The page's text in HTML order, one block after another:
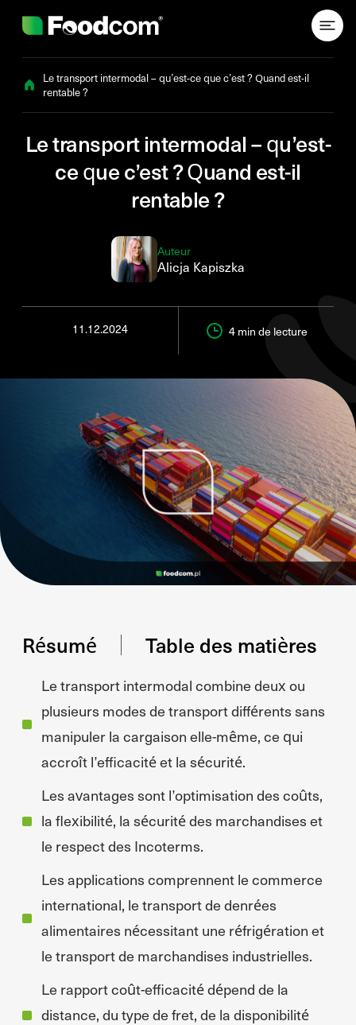
Le transport intermodal – qu’est-ce que c’est ? Quand est-il
rentable ?
Le transport intermodal – qu’est-
ce que c’est ? Quand est-il
rentable ?
Auteur
Alicja Kapiszka
11.12.2024 4 min de lecture
Résumé Table des matières
Le transport intermodal combine deux ou
plusieurs modes de transport différents sans
manipuler la cargaison elle-même, ce qui
accroît l’efficacité et la sécurité.
Les avantages sont l’optimisation des coûts,
la flexibilité, la sécurité des marchandises et
le respect des Incoterms.
Les applications comprennent le commerce
international, le transport de denrées
alimentaires nécessitant une réfrigération et
le transport de marchandises industrielles.
Le rapport coût-efficacité dépend de la
distance, du type de fret, de la disponibilité